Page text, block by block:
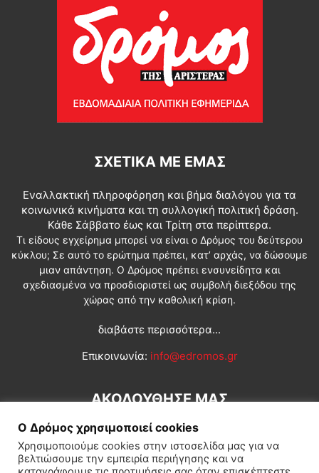
ΣΧΕΤΙΚΆ ΜΕ ΕΜΆΣ
Εναλλακτική πληροφόρηση και βήμα διαλόγου για τα
κοινωνικά κινήματα και τη συλλογική πολιτική δράση.
Κάθε Σάββατο έως και Τρίτη στα περίπτερα.
Τι είδους εγχείρημα μπορεί να είναι ο Δρόμος του δεύτερου
κύκλου; Σε αυτό το ερώτημα πρέπει, κατ’ αρχάς, να δώσουμε
μιαν απάντηση. Ο Δρόμος πρέπει ενσυνείδητα και
σχεδιασμένα να προσδιοριστεί ως συμβολή διεξόδου της
χώρας από την καθολική κρίση.
διαβάστε περισσότερα...
Επικοινωνία: info@edromos.gr
ΑΚΟΛΟΥΘΗΣΕ ΜΑΣ
Ο Δρόμος χρησιμοποιεί cookies
Χρησιμοποιούμε cookies στην ιστοσελίδα μας για να
βελτιώσουμε την εμπειρία περιήγησης και να